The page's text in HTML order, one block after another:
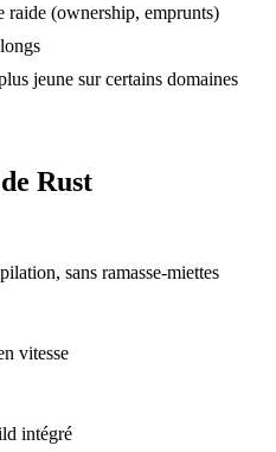
raide (ownership, emprunts)
jeune sur certains domaines
Rust
sans ramasse-miettes
vitesse
intégré